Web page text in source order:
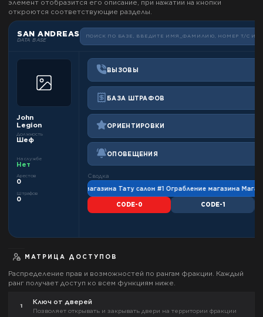
элемент отобразится его описание, при нажатии на кнопки
откроются соответствующие разделы.
SAN ANDREAS
DATA BASE
ПОИСК ПО БАЗЕ, ВВЕДИТЕ ИМЯ_ФАМИЛИЮ, НОМЕР Т/С
John
Legion
Должность
Шеф
На службе
Нет
Арестов
0
Штрафов
0
ВЫЗОВЫ
БАЗА ШТРАФОВ
ОРИЕНТИРОВКИ
ОПОВЕЩЕНИЯ
Сводка
7 #3 Ограбление магазина Тату салон #1 Ограбление магазина Магазин
CODE-0 CODE-1
МАТРИЦА ДОСТУПОВ
Распределение прав и возможностей по рангам фракции. Каждый
ранг получает доступ ко всем функциям ниже.
1 Ключ от дверей
Позволяет открывать и закрывать двери на территории фракции